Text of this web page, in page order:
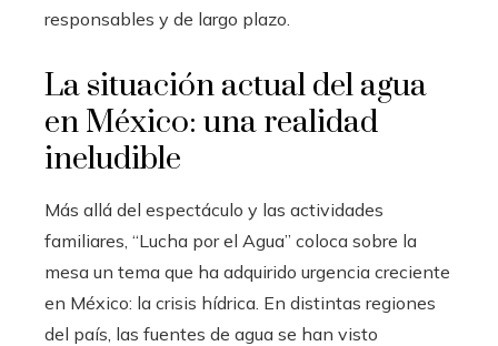
responsables y de largo plazo.
La situación actual del agua
en México: una realidad
ineludible
Más allá del espectáculo y las actividades
familiares, “Lucha por el Agua” coloca sobre la
mesa un tema que ha adquirido urgencia creciente
en México: la crisis hídrica. En distintas regiones
del país, las fuentes de agua se han visto